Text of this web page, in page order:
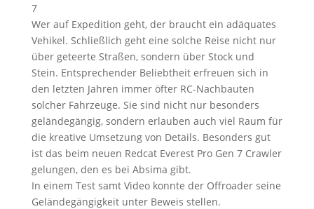
7
Wer auf Expedition geht, der braucht ein adäquates
Vehikel. Schließlich geht eine solche Reise nicht nur
über geteerte Straßen, sondern über Stock und
Stein. Entsprechender Beliebtheit erfreuen sich in
den letzten Jahren immer öfter RC-Nachbauten
solcher Fahrzeuge. Sie sind nicht nur besonders
geländegängig, sondern erlauben auch viel Raum für
die kreative Umsetzung von Details. Besonders gut
ist das beim neuen Redcat Everest Pro Gen 7 Crawler
gelungen, den es bei Absima gibt.
In einem Test samt Video konnte der Offroader seine
Geländegängigkeit unter Beweis stellen.